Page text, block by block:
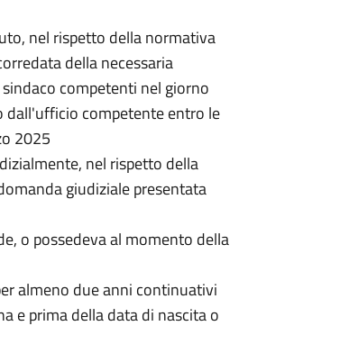
nel rispetto della normativa
della necessaria
competenti nel giorno
competente entro le
2025
nel rispetto della
giudiziale presentata
o possedeva al momento della
almeno due anni continuativi
e prima della data di nascita o